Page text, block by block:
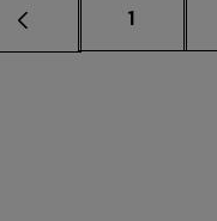
Página
1